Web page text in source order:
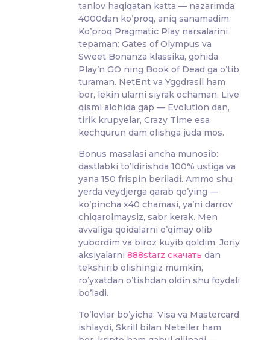
tanlov haqiqatan katta — nazarimda
4000dan ko’proq, aniq sanamadim.
Ko’proq Pragmatic Play narsalarini
tepaman: Gates of Olympus va
Sweet Bonanza klassika, gohida
Play’n GO ning Book of Dead ga o’tib
turaman. NetEnt va Yggdrasil ham
bor, lekin ularni siyrak ochaman. Live
qismi alohida gap — Evolution dan,
tirik krupyelar, Crazy Time esa
kechqurun dam olishga juda mos.
Bonus masalasi ancha munosib:
dastlabki to’ldirishda 100% ustiga va
yana 150 frispin beriladi. Ammo shu
yerda veydjerga qarab qo’ying —
ko’pincha x40 chamasi, ya’ni darrov
chiqarolmaysiz, sabr kerak. Men
avvaliga qoidalarni o’qimay olib
yubordim va biroz kuyib qoldim. Joriy
aksiyalarni 888starz скачать dan
tekshirib olishingiz mumkin,
ro’yxatdan o’tishdan oldin shu foydali
bo’ladi.
To’lovlar bo’yicha: Visa va Mastercard
ishlaydi, Skrill bilan Neteller ham